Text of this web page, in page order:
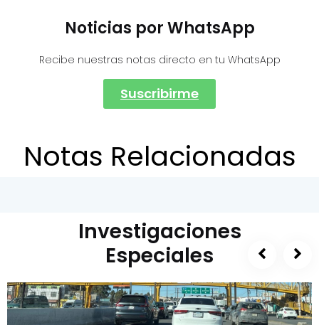
Noticias por WhatsApp
Recibe nuestras notas directo en tu WhatsApp
Suscribirme
Notas Relacionadas
Investigaciones
Especiales